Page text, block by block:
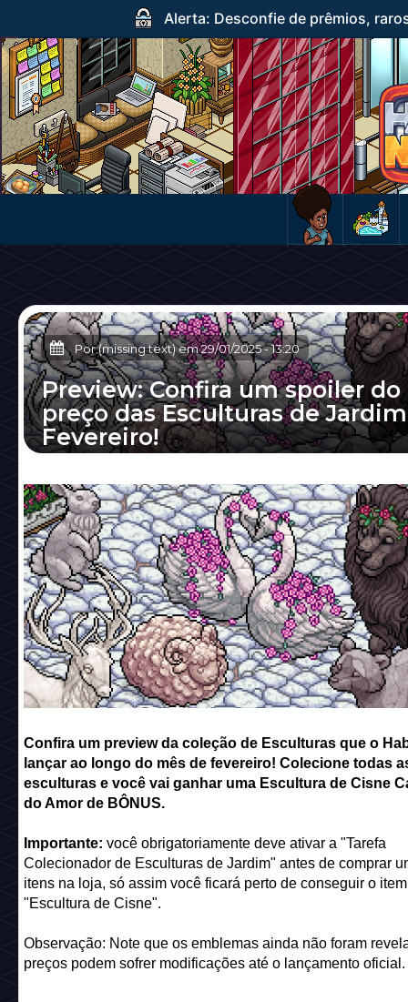
Alerta: Desconfie de prêmios,
Por (missing text) em29/01/2025-13:20
Preview: Confira um spoiler do
preço das Esculturas de
Fevereiro!
Habbo vai lançar ao longo do mês de
Colecione todas as 6 esculturas e você vai...
Confira um preview da coleção de Esculturas que o
lançar ao longo do mês de fevereiro! Colecione todas
esculturas e você vai ganhar uma Escultura de Cisne
do Amor de BÔNUS.
Importante: você obrigatoriamente deve ativar a "Tarefa
Colecionador de Esculturas de Jardim" antes de comprar
itens na loja, só assim você ficará perto de conseguir o
"Escultura de Cisne".
Observação: Note que os emblemas ainda não foram
preços podem sofrer modificações até o lançamento oficial.